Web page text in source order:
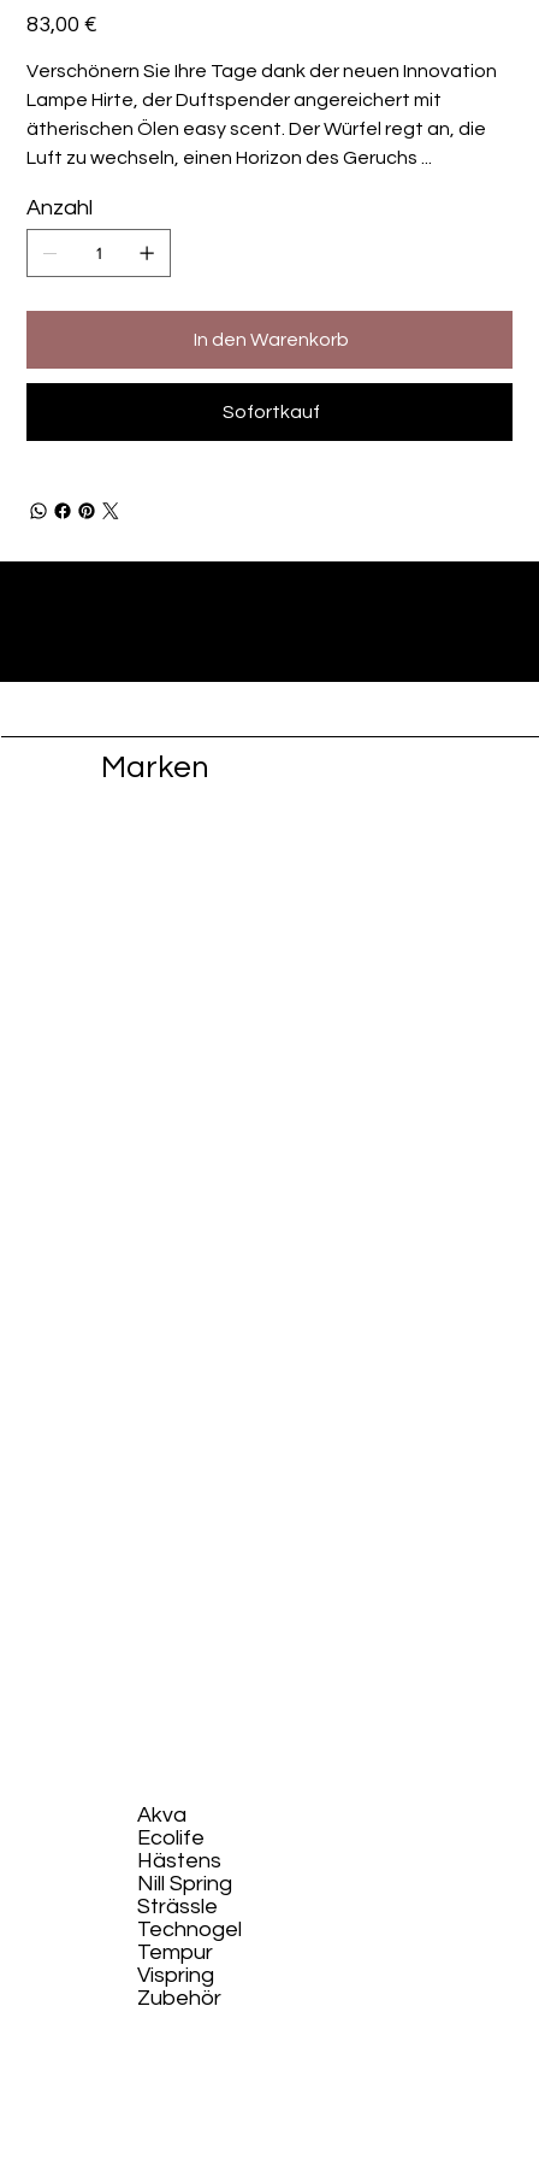
Preis
83,00 €
Verschönern Sie Ihre Tage dank der neuen Innovation
Lampe Hirte, der Duftspender angereichert mit
ätherischen Ölen easy scent. Der Würfel regt an, die
Luft zu wechseln, einen Horizon des Geruchs ...
Anzahl
In den Warenkorb
Sofortkauf
Marken
Akva
Ecolife​
Hästens
Nill Spring
Strässle
Technogel
Tempur
Vispring
Zubehör